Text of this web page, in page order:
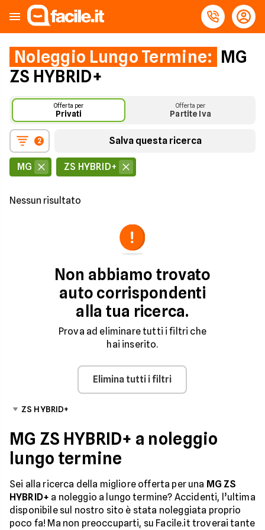
Noleggio Lungo Termine: MG
ZS HYBRID+
Offerta per
Privati
Offerta per
Partite Iva
2 Salva questa ricerca
MG ZS HYBRID+
Nessun risultato
Non abbiamo trovato
auto corrispondenti
alla tua ricerca.
Prova ad eliminare tutti i filtri che
hai inserito.
Elimina tutti i filtri
ZS HYBRID+
MG ZS HYBRID+ a noleggio
lungo termine
Sei alla ricerca della migliore offerta per una MG ZS
HYBRID+ a noleggio a lungo termine? Accidenti, l’ultima
disponibile sul nostro sito è stata noleggiata proprio
poco fa! Ma non preoccuparti, su Facile.it troverai tante